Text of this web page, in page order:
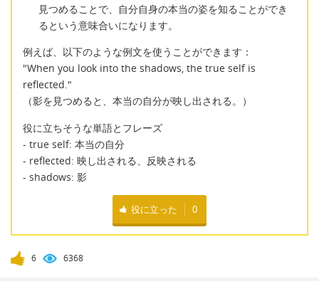
見つめることで、自分自身の本当の姿を知ることができ
るという意味合いになります。
例えば、以下のような例文を使うことができます：
"When you look into the shadows, the true self is
reflected."
（影を見つめると、本当の自分が映し出される。）
役に立ちそうな単語とフレーズ
- true self: 本当の自分
- reflected: 映し出される、反映される
- shadows: 影
役に立った 0
6 6368